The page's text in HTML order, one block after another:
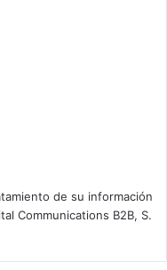
de su información
Communications B2B, S.